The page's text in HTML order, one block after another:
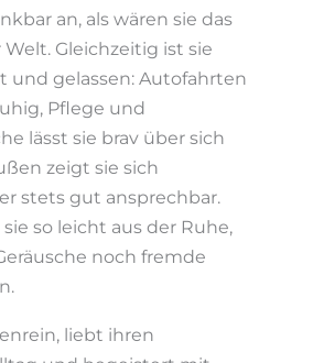
an, als wären sie das
Gleichzeitig ist sie
und gelassen: Autofahrten
Pflege und
lässt sie brav über sich
zeigt sie sich
stets gut ansprechbar.
so leicht aus der Ruhe,
noch fremde
liebt ihren